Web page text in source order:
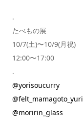
.
たべもの展
10/7(土)〜10/9(月祝)
12:00〜17:00
.
@yorisoucurry
@felt_mamagoto_yuri
@moririn_glass